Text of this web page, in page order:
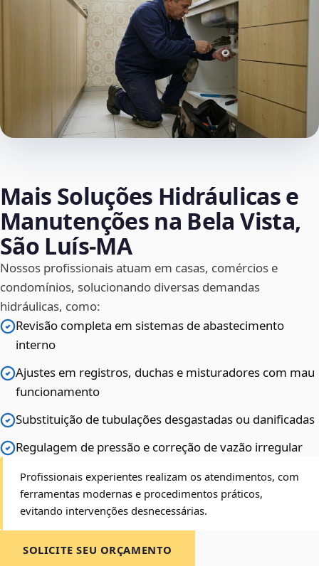
Mais Soluções Hidráulicas e
Manutenções na Bela Vista,
São Luís‑MA
Nossos profissionais atuam em casas, comércios e
condomínios, solucionando diversas demandas
hidráulicas, como:
Revisão completa em sistemas de abastecimento
interno
Ajustes em registros, duchas e misturadores com mau
funcionamento
Substituição de tubulações desgastadas ou danificadas
Regulagem de pressão e correção de vazão irregular
Profissionais experientes realizam os atendimentos, com
ferramentas modernas e procedimentos práticos,
evitando intervenções desnecessárias.
SOLICITE SEU ORÇAMENTO